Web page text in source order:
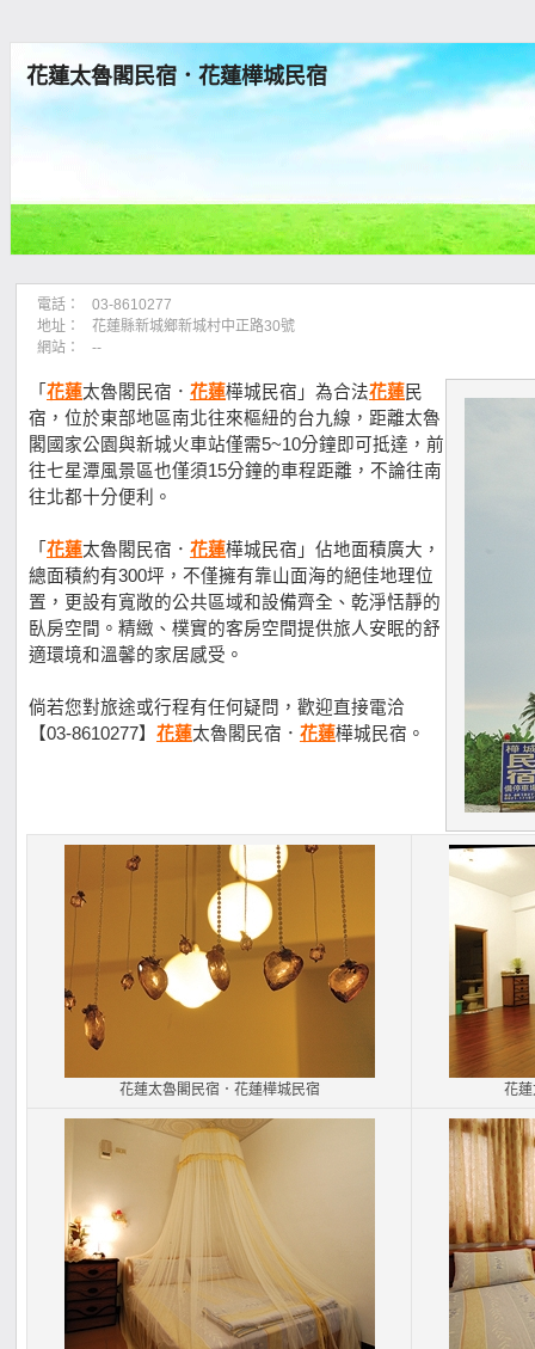
花蓮太魯閣民宿．花蓮樺城民宿
電話：
03-8610277
地址：
花蓮縣新城鄉新城村中正路30號
網站：
--
「 花蓮太魯閣民宿． 花蓮樺城民宿」為合法花蓮民
宿，位於東部地區南北往來樞紐的台九線，距離太魯
閣國家公園與新城火車站僅需5~10分鐘即可抵達，前
往七星潭風景區也僅須15分鐘的車程距離，不論往南
往北都十分便利。
「 花蓮太魯閣民宿． 花蓮樺城民宿」佔地面積廣大，
總面積約有300坪，不僅擁有靠山面海的絕佳地理位
置，更設有寬敞的公共區域和設備齊全、乾淨恬靜的
臥房空間。精緻、樸實的客房空間提供旅人安眠的舒
適環境和溫馨的家居感受。
倘若您對旅途或行程有任何疑問，歡迎直接電洽
【03-8610277】 花蓮太魯閣民宿． 花蓮樺城民宿。
花蓮太魯閣民宿．花蓮樺城民宿 花